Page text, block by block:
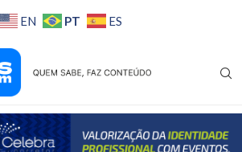
EN PT ES